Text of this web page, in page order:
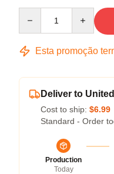
Esta promoção
Deliver to
Cost to ship: $6.99
Standard - Order
Production
Today